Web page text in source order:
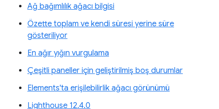
Ağ bağımlılık ağacı bilgisi
Özette toplam ve kendi süresi yerine süre
gösteriliyor
En ağır yığın vurgulama
Çeşitli paneller için geliştirilmiş boş durumlar
Elements'ta erişilebilirlik ağacı görünümü
Lighthouse 12.4.0